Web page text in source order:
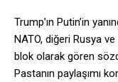
Trump’ın Putin’in
NATO, diğeri Rusya
blok olarak gören
Pastanın paylaşımı